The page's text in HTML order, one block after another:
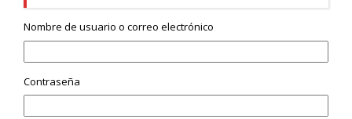
Nombre de usuario o correo electrónico
Contraseña